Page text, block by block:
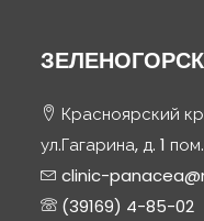
ЗЕЛЕНОГОРСК
Красноярский
ул.Гагарина, д. 1
clinic-
(39169) 4-85-02